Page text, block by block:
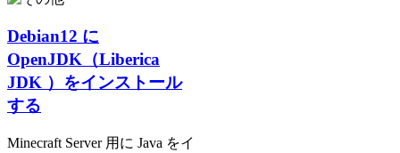
Debian12 に
OpenJDK（Liberica
JDK ）をインストール
する
Minecraft Server 用に Java をイ